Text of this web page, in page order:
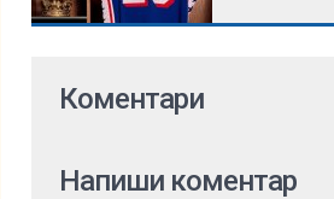
Коментари
Напиши коментар